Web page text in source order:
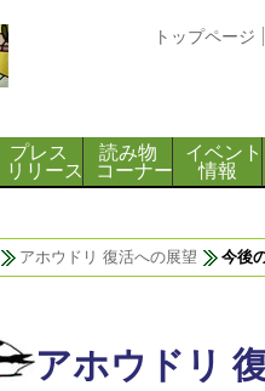
トップページ
プレス
リリース
読み物
コーナー
イベント
情報
アホウドリ 復活への展望 今後
アホウドリ